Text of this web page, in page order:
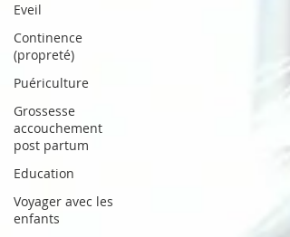
Eveil
Continence
(propreté)
Puériculture
Grossesse
accouchement
post partum
Education
Voyager avec les
enfants